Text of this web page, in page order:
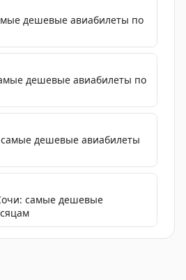
дешевые авиабилеты по
дешевые авиабилеты по
дешевые авиабилеты
самые дешевые